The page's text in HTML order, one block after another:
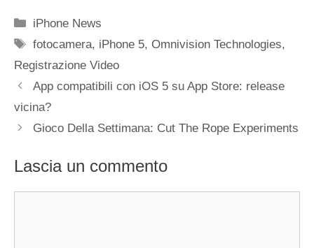
Categorie
iPhone News
Tag
fotocamera, iPhone 5,Omnivision Technologies,
Registrazione Video
App compatibili con iOS 5 su App Store: release
vicina?
Gioco Della Settimana: Cut The Rope Experiments
Lascia un commento